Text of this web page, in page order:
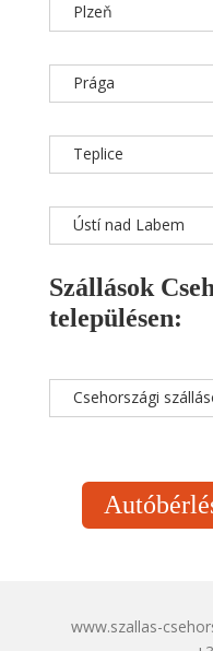
Plzeň
Prága
Teplice
Ústí nad Labem
Szállások
településen:
Csehországi
www.szallas-